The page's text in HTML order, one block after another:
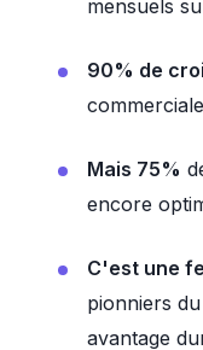
mensuels
90% de
Mais 75%
encore
C'est une
pionniers
avantage